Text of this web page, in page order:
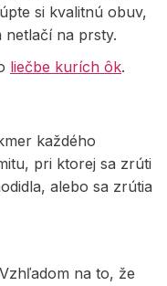
si kvalitnú obuv,
netlačí na prsty.
liečbe kurích ôk.
každého
pri ktorej sa zrúti
alebo sa zrútia
na to, že